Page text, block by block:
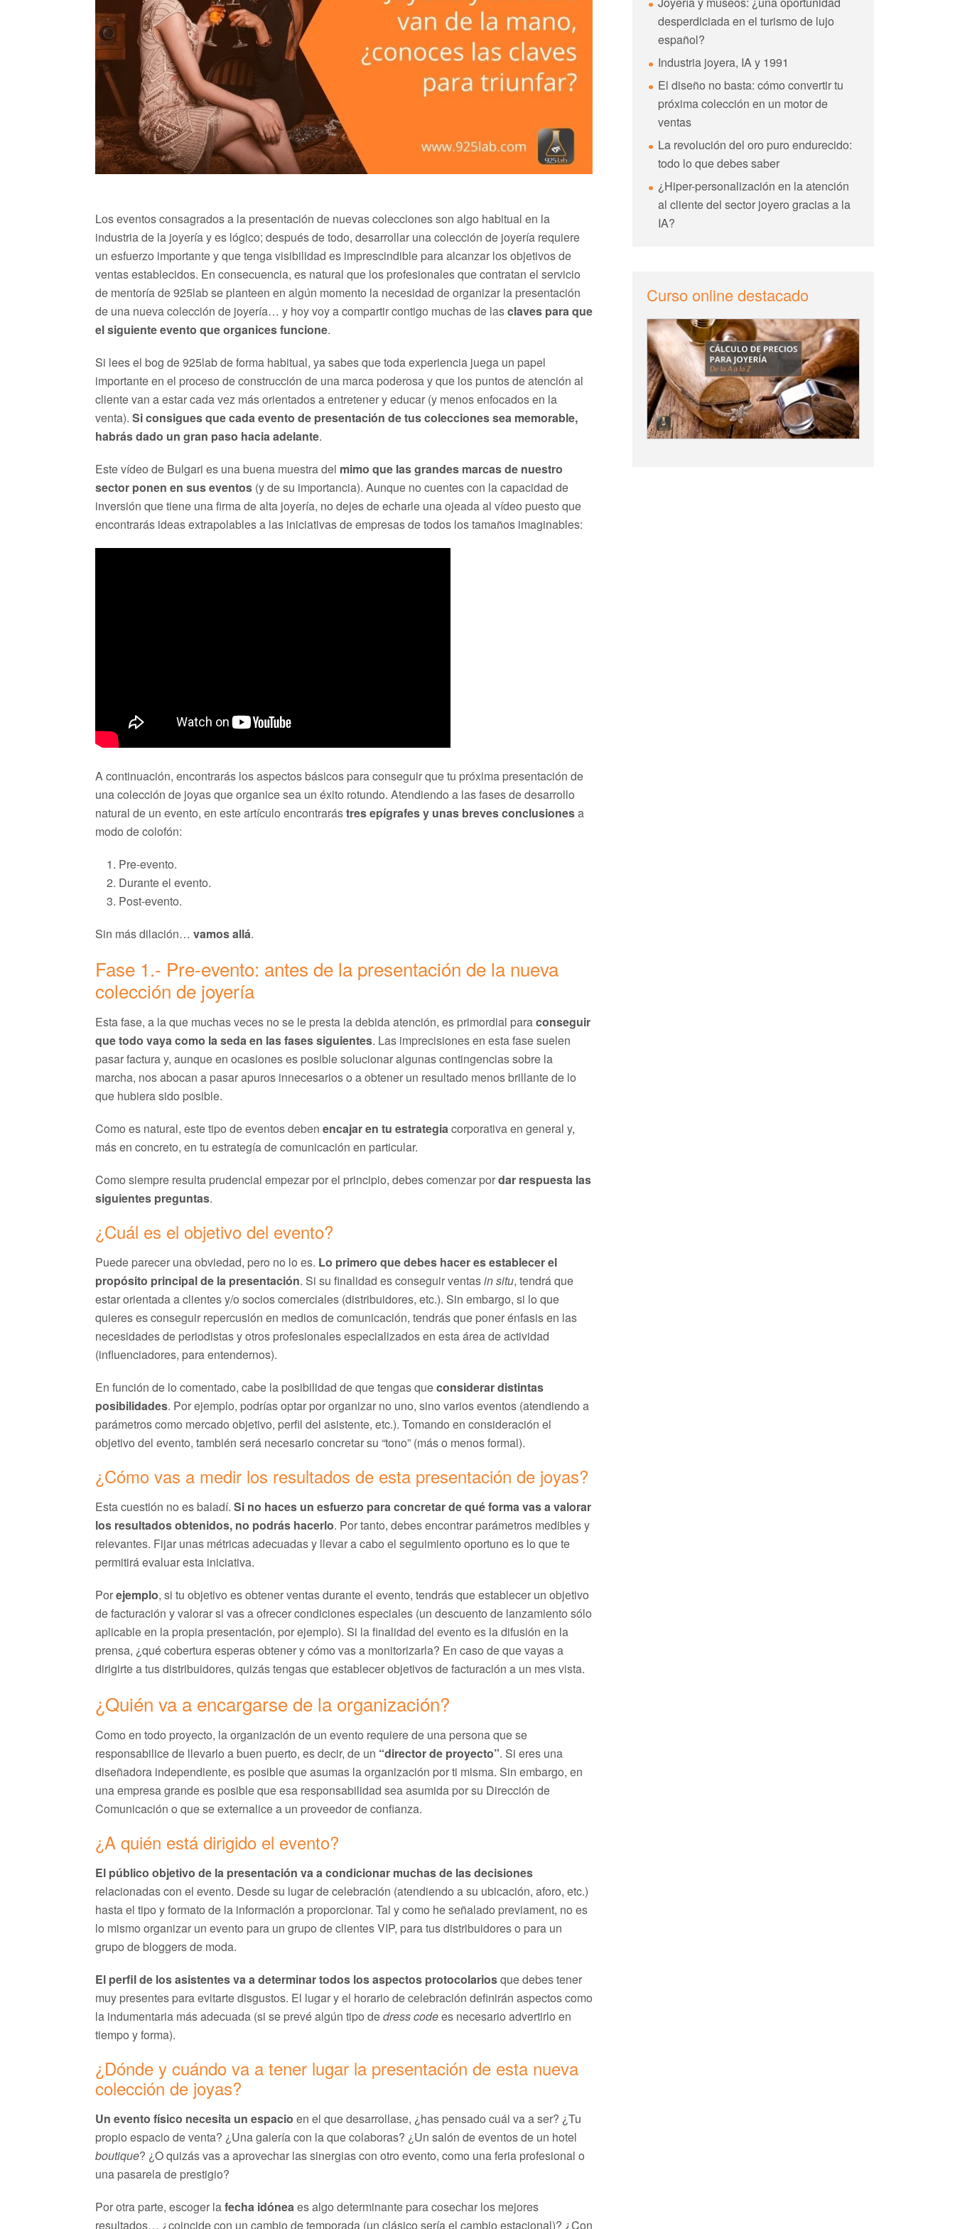
Los eventos consagrados a la presentación de nuevas colecciones son algo habitual en la
industria de la joyería y es lógico; después de todo, desarrollar una colección de joyería requiere
un esfuerzo importante y que tenga visibilidad es imprescindible para alcanzar los objetivos de
ventas establecidos. En consecuencia, es natural que los profesionales que contratan el servicio
de mentoría de 925lab se planteen en algún momento la necesidad de organizar la presentación
de una nueva colección de joyería… y hoy voy a compartir contigo muchas de lasclaves para que
el siguiente evento que organices funcione.
Si lees el bog de 925lab de forma habitual, ya sabes que toda experiencia juega un papel
importante en el proceso de construcción de una marca poderosa y que los puntos de atención al
cliente van a estar cada vez más orientados a entretener y educar (y menos enfocados en la
venta). Si consigues que cada evento de presentación de tus colecciones sea memorable,
habrás dado un gran paso hacia adelante.
Este vídeo de Bulgari es una buena muestra del mimo que las grandes marcas de nuestro
sector ponen en sus eventos (y de su importancia). Aunque no cuentes con la capacidad de
inversión que tiene una firma de alta joyería, no dejes de echarle una ojeada al vídeo puesto que
encontrarás ideas extrapolables a las iniciativas de empresas de todos los tamaños imaginables:
A continuación, encontrarás los aspectos básicos para conseguir que tu próxima presentación de
una colección de joyas que organice sea un éxito rotundo. Atendiendo a las fases de desarrollo
natural de un evento, en este artículo encontrarástres epígrafes y unas breves conclusionesa
modo de colofón:
Pre-evento.
Durante el evento.
Post-evento.
Sin más dilación… vamos allá.
Fase 1.- Pre-evento: antes de la presentación de la nueva
colección de joyería
Esta fase, a la que muchas veces no se le presta la debida atención, es primordial paraconseguir
que todo vaya como la seda en las fases siguientes. Las imprecisiones en esta fase suelen
pasar factura y, aunque en ocasiones es posible solucionar algunas contingencias sobre la
marcha, nos abocan a pasar apuros innecesarios o a obtener un resultado menos brillante de lo
que hubiera sido posible.
Como es natural, este tipo de eventos deben encajar en tu estrategiacorporativa en general y,
más en concreto, en tu estrategía de comunicación en particular.
Como siempre resulta prudencial empezar por el principio, debes comenzar pordar respuesta las
siguientes preguntas.
¿Cuál es el objetivo del evento?
Puede parecer una obviedad, pero no lo es. Lo primero que debes hacer es establecer el
propósito principal de la presentación. Si su finalidad es conseguir ventasin situ, tendrá que
estar orientada a clientes y/o socios comerciales (distribuidores, etc.). Sin embargo, si lo que
quieres es conseguir repercusión en medios de comunicación, tendrás que poner énfasis en las
necesidades de periodistas y otros profesionales especializados en esta área de actividad
(influenciadores, para entendernos).
En función de lo comentado, cabe la posibilidad de que tengas queconsiderar distintas
posibilidades. Por ejemplo, podrías optar por organizar no uno, sino varios eventos (atendiendo a
parámetros como mercado objetivo, perfil del asistente, etc.). Tomando en consideración el
objetivo del evento, también será necesario concretar su “tono” (más o menos formal).
¿Cómo vas a medir los resultados de esta presentación de joyas?
Esta cuestión no es baladí. Si no haces un esfuerzo para concretar de qué forma vas a valorar
los resultados obtenidos, no podrás hacerlo. Por tanto, debes encontrar parámetros medibles y
relevantes. Fijar unas métricas adecuadas y llevar a cabo el seguimiento oportuno es lo que te
permitirá evaluar esta iniciativa.
Porejemplo, si tu objetivo es obtener ventas durante el evento, tendrás que establecer un objetivo
de facturación y valorar si vas a ofrecer condiciones especiales (un descuento de lanzamiento sólo
aplicable en la propia presentación, por ejemplo). Si la finalidad del evento es la difusión en la
prensa, ¿qué cobertura esperas obtener y cómo vas a monitorizarla? En caso de que vayas a
dirigirte a tus distribuidores, quizás tengas que establecer objetivos de facturación a un mes vista.
¿Quién va a encargarse de la organización?
Como en todo proyecto, la organización de un evento requiere de una persona que se
responsabilice de llevarlo a buen puerto, es decir, de un “director de proyecto”. Si eres una
diseñadora independiente, es posible que asumas la organización por ti misma. Sin embargo, en
una empresa grande es posible que esa responsabilidad sea asumida por su Dirección de
Comunicación o que se externalice a un proveedor de confianza.
¿A quién está dirigido el evento?
El público objetivo de la presentación va a condicionar muchas de las decisiones
relacionadas con el evento. Desde su lugar de celebración (atendiendo a su ubicación, aforo, etc.)
hasta el tipo y formato de la información a proporcionar. Tal y como he señalado previament, no es
lo mismo organizar un evento para un grupo de clientes VIP, para tus distribuidores o para un
grupo de bloggers de moda.
El perfil de los asistentes va a determinar todos los aspectos protocolariosque debes tener
muy presentes para evitarte disgustos. El lugar y el horario de celebración definirán aspectos como
la indumentaria más adecuada (si se prevé algún tipo dedress codees necesario advertirlo en
tiempo y forma).
¿Dónde y cuándo va a tener lugar la presentación de esta nueva
colección de joyas?
Un evento físico necesita un espacio en el que desarrollase, ¿has pensado cuál va a ser? ¿Tu
propio espacio de venta? ¿Una galería con la que colaboras? ¿Un salón de eventos de un hotel
boutique? ¿O quizás vas a aprovechar las sinergias con otro evento, como una feria profesional o
una pasarela de prestigio?
Por otra parte, escoger lafecha idóneaes algo determinante para cosechar los mejores
resultados… ¿coincide con un cambio de temporada (un clásico sería el cambio estacional)? ¿Con
desperdiciada en el turismo de lujo
español?
Industria joyera, IA y 1991
El diseño no basta: cómo convertir tu
próxima colección en un motor de
ventas
La revolución del oro puro endurecido:
todo lo que debes saber
¿Hiper-personalización en la atención
al cliente del sector joyero gracias a la
IA?
Curso online destacado